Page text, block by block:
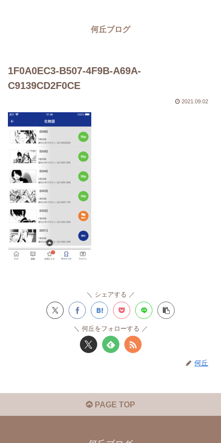
何丘ブログ
1F0A0EC3-B507-4F9B-A69A-
C9139CD2F0CE
2021.09.02
シェアする
何丘をフォローする
何丘
PAGE TOP